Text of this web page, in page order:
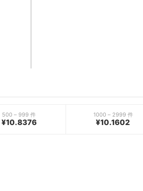
500 – 999 件
¥10.8376
1000 – 2999 件
¥10.1602